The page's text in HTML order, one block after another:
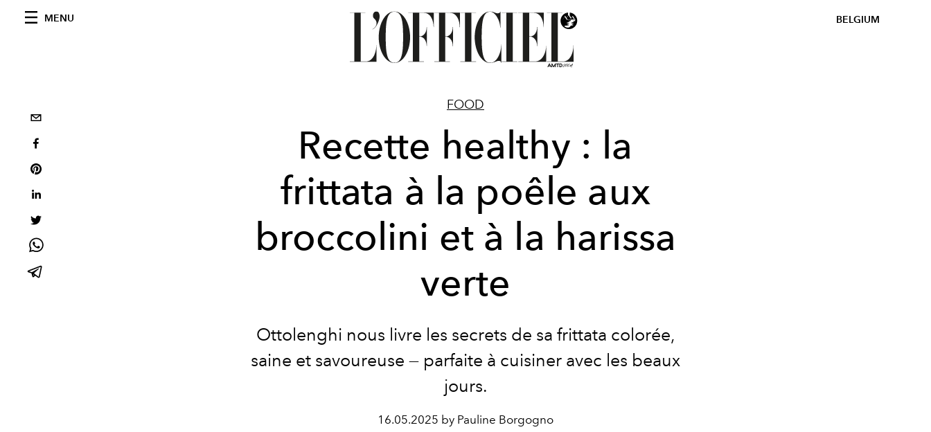
MENU BELGIUM
FOOD
Recette healthy : la
frittata à la poêle aux
broccolini et à la harissa
verte
Ottolenghi nous livre les secrets de sa frittata colorée,
saine et savoureuse — parfaite à cuisiner avec les beaux
jours.
16.05.2025 by Pauline Borgogno